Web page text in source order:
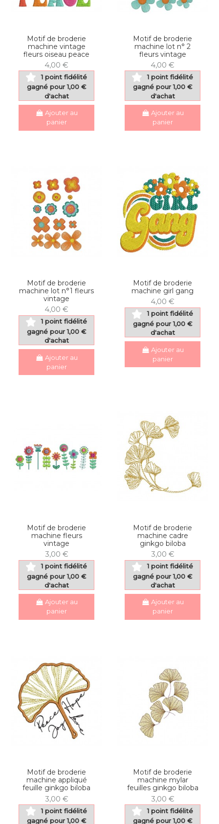
Motif de broderie
machine vintage
fleurs oiseau peace
4,00 €
1 point fidélité
gagné pour 1,00 €
d'achat
Ajouter au
panier
Motif de broderie
machine lot n° 2
fleurs vintage
4,00 €
1 point fidélité
gagné pour 1,00 €
d'achat
Ajouter au
panier
Motif de broderie
machine lot n°1 fleurs
vintage
4,00 €
1 point fidélité
gagné pour 1,00 €
d'achat
Ajouter au
panier
Motif de broderie
machine girl gang
4,00 €
1 point fidélité
gagné pour 1,00 €
d'achat
Ajouter au
panier
Motif de broderie
machine fleurs
vintage
3,00 €
1 point fidélité
gagné pour 1,00 €
d'achat
Ajouter au
panier
Motif de broderie
machine cadre
ginkgo biloba
3,00 €
1 point fidélité
gagné pour 1,00 €
d'achat
Ajouter au
panier
Motif de broderie
machine appliqué
feuille ginkgo biloba
3,00 €
1 point fidélité
gagné pour 1,00 €
Motif de broderie
machine mylar
feuilles ginkgo biloba
3,00 €
1 point fidélité
gagné pour 1,00 €